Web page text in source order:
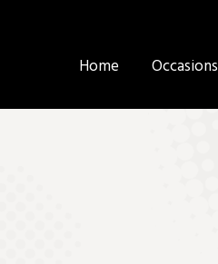
Home Occasions
Home Occasions